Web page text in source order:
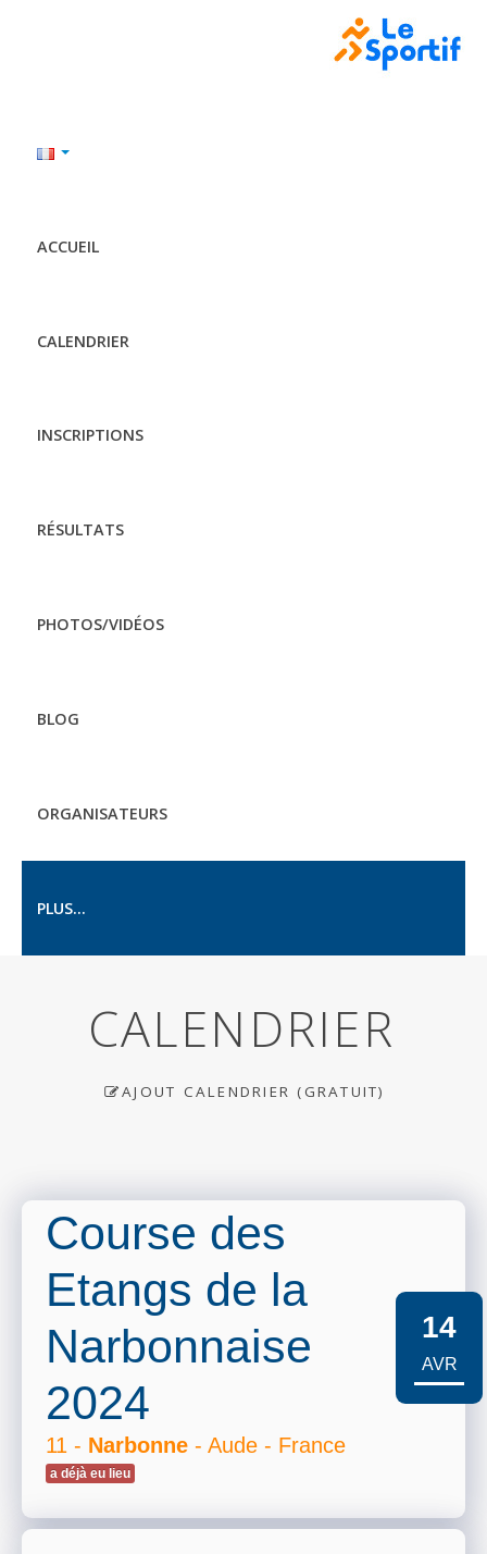
ACCUEIL
CALENDRIER
INSCRIPTIONS
RÉSULTATS
PHOTOS/VIDÉOS
BLOG
ORGANISATEURS
PLUS...
CALENDRIER
AJOUT CALENDRIER (GRATUIT)
Course des
Etangs de la
Narbonnaise
2024
11 - Narbonne - Aude - France
a déjà eu lieu
14
AVR